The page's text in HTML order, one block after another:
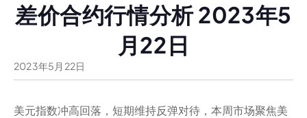
差价合约行情分析 2023年5
月22日
2023年5 月 22日
美元指数冲高回落，短期维持反弹对待，本周市场聚焦美